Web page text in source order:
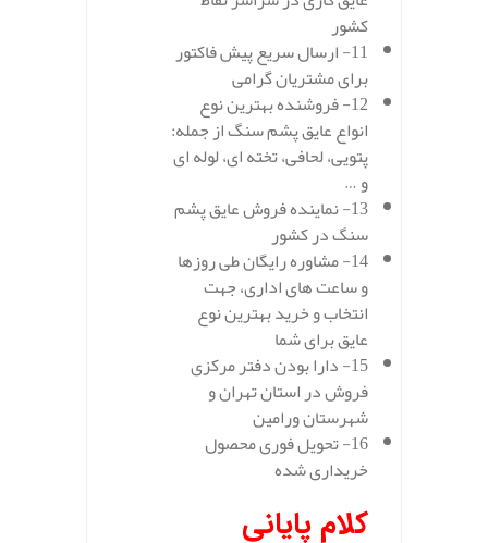
کشور
11- ارسال سریع پیش فاکتور
برای مشتریان گرامی
12- فروشنده بهترین نوع
انواع عایق پشم سنگ از جمله:
پتویی، لحافی، تخته ای، لوله ای
و …
13- نماینده فروش عایق پشم
سنگ در کشور
14- مشاوره رایگان طی روزها
و ساعت های اداری، جهت
انتخاب و خرید بهترین نوع
عایق برای شما
15- دارا بودن دفتر مرکزی
فروش در استان تهران و
شهرستان ورامین
16- تحویل فوری محصول
خریداری شده
کلام پایانی